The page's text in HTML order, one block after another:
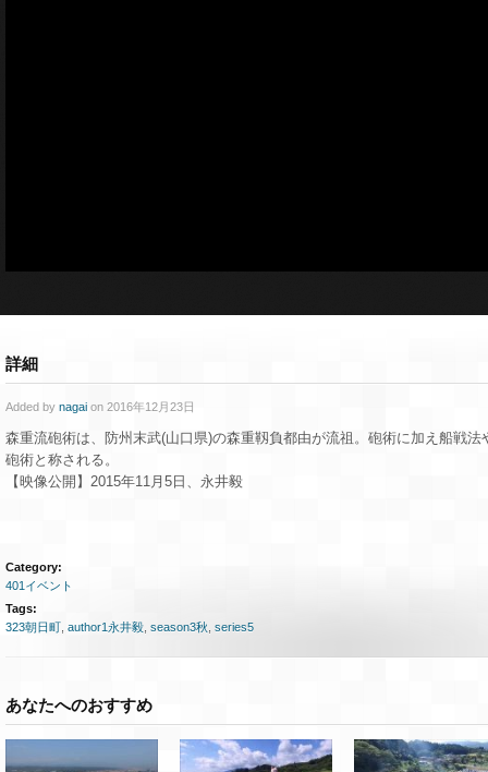
詳細
Added by nagai on 2016年12月23日
森重流砲術は、防州末武(山口県)の森重靱負都由が流祖。砲術に加え船戦
砲術と称される。
【映像公開】2015年11月5日、永井毅
Category:
401イベント
Tags:
323朝日町
author1永井毅 season3秋 series5
あなたへのおすすめ